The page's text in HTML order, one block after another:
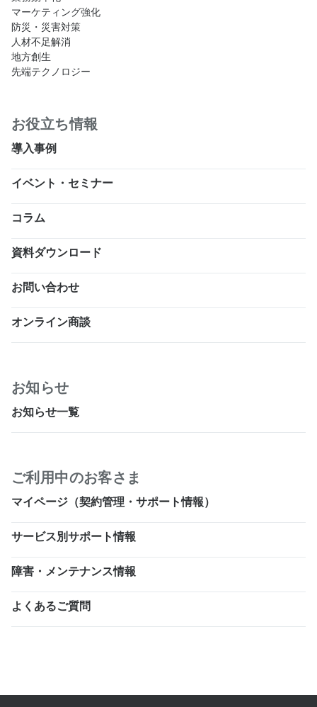
マーケティング強化
防災・災害対策
人材不足解消
地方創生
先端テクノロジー
お役立ち情報
導入事例
イベント・セミナー
コラム
資料ダウンロード
お問い合わせ
オンライン商談
お知らせ
お知らせ一覧
ご利用中のお客さま
マイページ（契約管理・サポート情報）
サービス別サポート情報
障害・メンテナンス情報
よくあるご質問